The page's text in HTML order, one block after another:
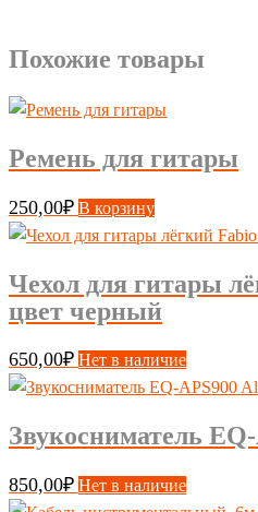
Похожие товары
Ремень для гитары
250,00₽ В корзину
Чехол для гитары
цвет черный
650,00₽ Нет в наличие
Звукосниматель
850,00₽ Нет в наличие